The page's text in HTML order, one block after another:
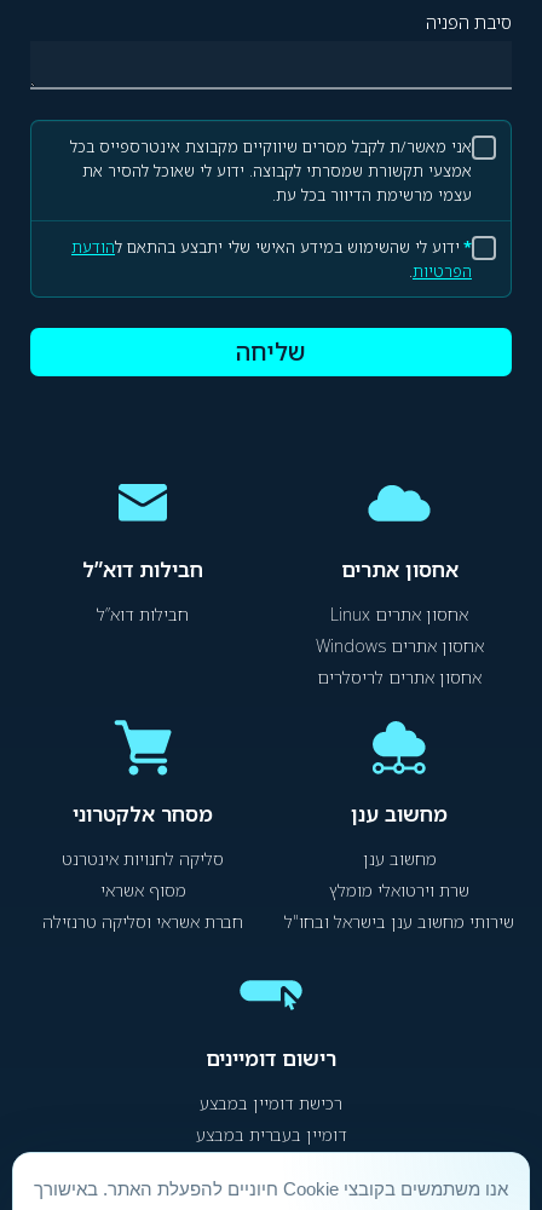
סיבת הפניה
אני מאשר/ת לקבל מסרים שיווקיים מקבוצת אינטרספייס בכל
אמצעי תקשורת שמסרתי לקבוצה. ידוע לי שאוכל להסיר את
עצמי מרשימת הדיוור בכל עת.
* ידוע לי שהשימוש במידע האישי שלי יתבצע בהתאם להודעת
הפרטיות.
שליחה
אחסון אתרים
אחסון אתרים Linux
אחסון אתרים Windows
אחסון אתרים לריסלרים
חבילות דוא”ל
חבילות דוא”ל
מחשוב ענן
מחשוב ענן
שרת וירטואלי מומלץ
שירותי מחשוב ענן בישראל ובחו"ל
מסחר אלקטרוני
סליקה לחנויות אינטרנט
מסוף אשראי
חברת אשראי וסליקה טרנזילה
רישום דומיינים
רכישת דומיין במבצע
דומיין בעברית במבצע
אנו משתמשים בקובצי Cookie חיוניים להפעלת האתר. באישורך